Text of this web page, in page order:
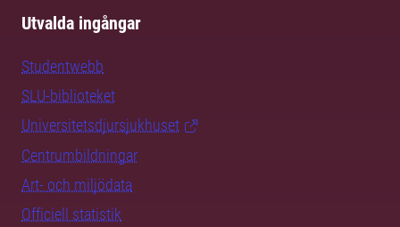
Utvalda ingångar
Studentwebb
SLU-biblioteket
Universitetsdjursjukhuset
Centrumbildningar
Art- och miljödata
Officiell statistik